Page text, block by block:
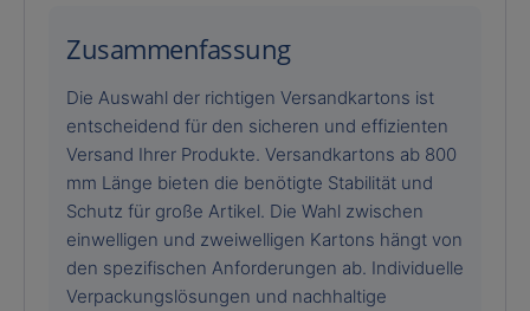
Zusammenfassung
Die Auswahl der richtigen Versandkartons ist
entscheidend für den sicheren und effizienten
Versand Ihrer Produkte. Versandkartons ab 800
mm Länge bieten die benötigte Stabilität und
Schutz für große Artikel. Die Wahl zwischen
einwelligen und zweiwelligen Kartons hängt von
den spezifischen Anforderungen ab. Individuelle
Verpackungslösungen und nachhaltige